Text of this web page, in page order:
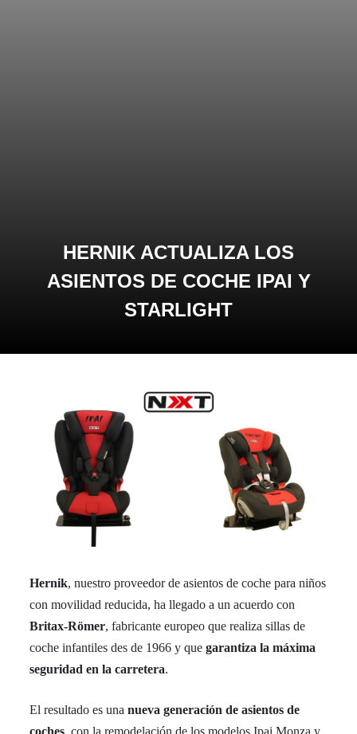
HERNIK ACTUALIZA LOS
ASIENTOS DE COCHE IPAI Y
STARLIGHT
Hernik, nuestro proveedor de asientos de coche para niños
con movilidad reducida, ha llegado a un acuerdo con
Britax-Römer, fabricante europeo que realiza sillas de
coche infantiles des de 1966 y quegarantiza la máxima
seguridad en la carretera.
El resultado es unanueva generación de asientos de
coches , con la remodelación de los modelos Ipai Monza y